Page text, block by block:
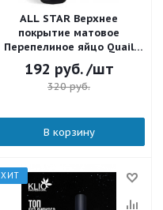
ALL STAR Верхнее
покрытие матовое
Перепелиное яйцо Quail
Egg Black Top Coat Matt 10
мл.
192 руб. /шт
320руб.
В корзину
ХИТ